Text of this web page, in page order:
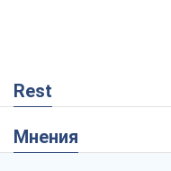
Rest
Мнения